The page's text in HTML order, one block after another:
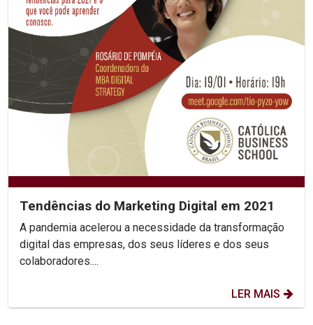
Tendências do Marketing Digital em 2021
A pandemia acelerou a necessidade da transformação
digital das empresas, dos seus líderes e dos seus
colaboradores....
LER MAIS